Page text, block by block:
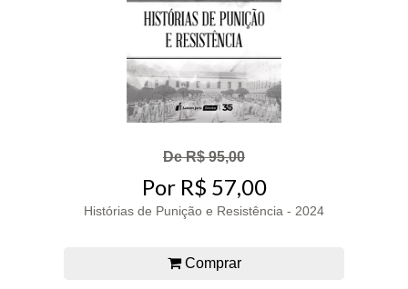
De R$ 95,00
Por R$ 57,00
Histórias de Punição e Resistência - 2024
Comprar